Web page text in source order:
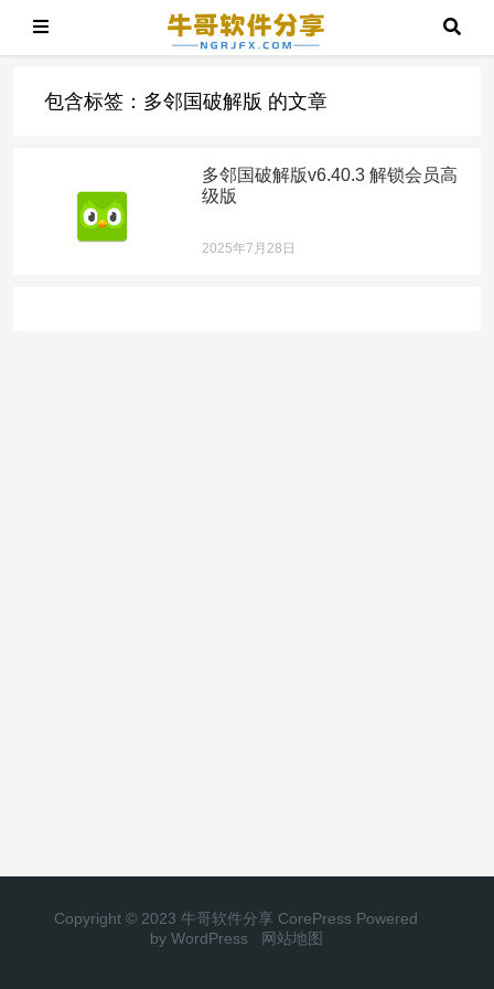
包含标签：多邻国破解版 的文章
多邻国破解版v6.40.3 解锁会员高
级版
2025年7月28日
Copyright © 2023 牛哥软件分享 CorePress Powered
by WordPress
网站地图